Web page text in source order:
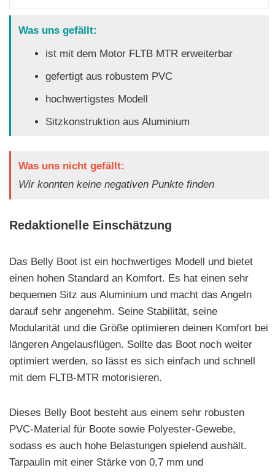
Was uns gefällt:
ist mit dem Motor FLTB MTR erweiterbar
gefertigt aus robustem PVC
hochwertigstes Modell
Sitzkonstruktion aus Aluminium
Was uns nicht gefällt:
Wir konnten keine negativen Punkte finden
Redaktionelle Einschätzung
Das Belly Boot ist ein hochwertiges Modell und bietet
einen hohen Standard an Komfort. Es hat einen sehr
bequemen Sitz aus Aluminium und macht das Angeln
darauf sehr angenehm. Seine Stabilität, seine
Modularität und die Größe optimieren deinen Komfort bei
längeren Angelausflügen. Sollte das Boot noch weiter
optimiert werden, so lässt es sich einfach und schnell
mit dem FLTB-MTR motorisieren.
Dieses Belly Boot besteht aus einem sehr robusten
PVC-Material für Boote sowie Polyester-Gewebe,
sodass es auch hohe Belastungen spielend aushält.
Tarpaulin mit einer Stärke von 0,7 mm und